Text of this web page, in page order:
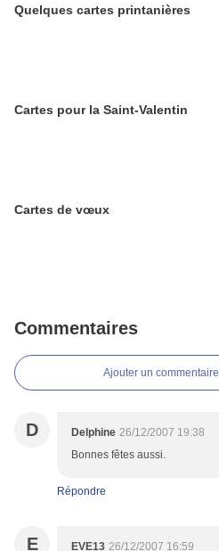
Quelques cartes printanières
Cartes pour la Saint-Valentin
Cartes de vœux
Commentaires
Ajouter un commentaire
D Delphine 26/12/2007 19:38
Bonnes fêtes aussi.
Répondre
E EVE13 26/12/2007 16:59